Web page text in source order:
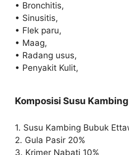
• Bronchitis,
• Sinusitis,
• Flek paru,
• Maag,
• Radang usus,
• Penyakit Kulit,
Komposisi Susu
1. Susu Kambing Bubuk
2. Gula Pasir 20%
3. Krimer Nabati 10%